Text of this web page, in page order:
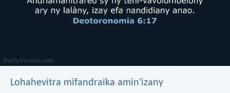
Lohahevitra mifandraika amin'izany